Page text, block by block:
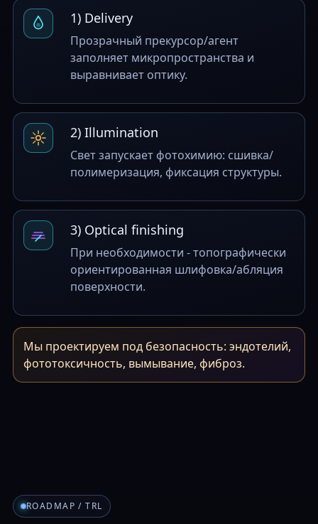
1) Delivery
Прозрачный прекурсор/агент
заполняет микропространства и
выравнивает оптику.
2) Illumination
Свет запускает фотохимию: сшивка/
полимеризация, фиксация структуры.
3) Optical finishing
При необходимости - топографически
ориентированная шлифовка/абляция
поверхности.
Мы проектируем под безопасность: эндотелий,
фототоксичность, вымывание, фиброз.
ROADMAP / TRL